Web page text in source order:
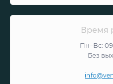
Время
Пн–Вс:
Без